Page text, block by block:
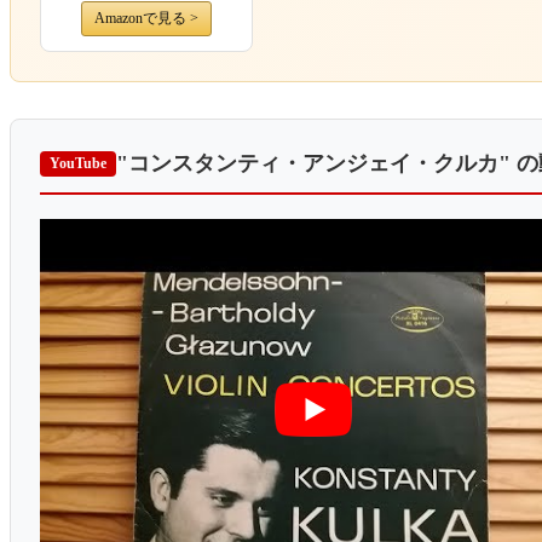
Amazonで見る >
YouTube "コンスタンティ・アンジェイ・クルカ"